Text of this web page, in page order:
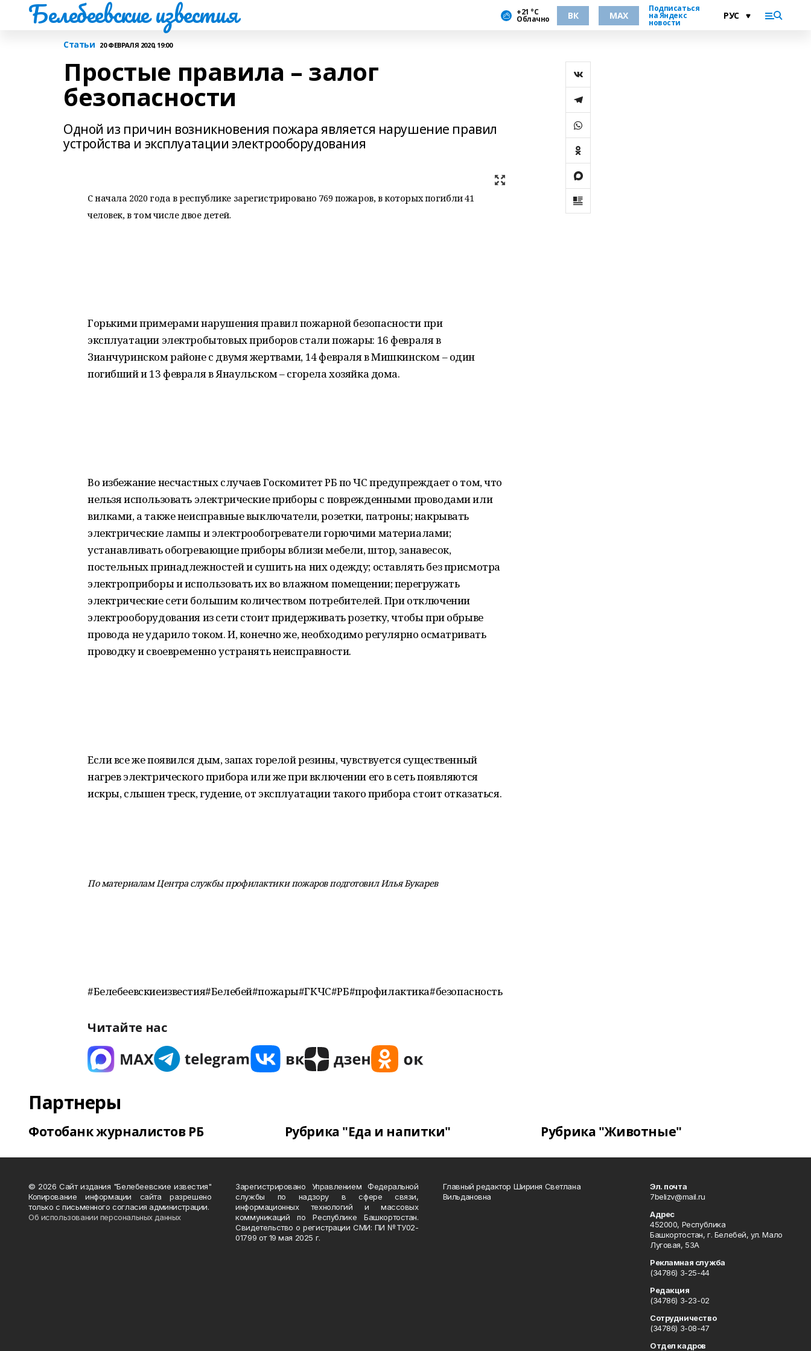
Белебеевские известия +21 °С
Облачно ВК MAX
Подписаться
на Яндекс
новости
Статьи 20 ФЕВРАЛЯ 2020, 19:00
Простые правила – залог
безопасности
Одной из причин возникновения пожара является нарушение правил
устройства и эксплуатации электрооборудования
С начала 2020 года в республике зарегистрировано 769 пожаров, в которых погибли 41
человек, в том числе двое детей.
Горькими примерами нарушения правил пожарной безопасности при
эксплуатации электробытовых приборов стали пожары: 16 февраля в
Зианчуринском районе с двумя жертвами, 14 февраля в Мишкинском – один
погибший и 13 февраля в Янаульском – сгорела хозяйка дома.
Во избежание несчастных случаев Госкомитет РБ по ЧС предупреждает о том, что
нельзя использовать электрические приборы с поврежденными проводами или
вилками, а также неисправные выключатели, розетки, патроны; накрывать
электрические лампы и электрообогреватели горючими материалами;
устанавливать обогревающие приборы вблизи мебели, штор, занавесок,
постельных принадлежностей и сушить на них одежду; оставлять без присмотра
электроприборы и использовать их во влажном помещении; перегружать
электрические сети большим количеством потребителей. При отключении
электрооборудования из сети стоит придерживать розетку, чтобы при обрыве
провода не ударило током. И, конечно же, необходимо регулярно осматривать
проводку и своевременно устранять неисправности.
Если все же появился дым, запах горелой резины, чувствуется существенный
нагрев электрического прибора или же при включении его в сеть появляются
искры, слышен треск, гудение, от эксплуатации такого прибора стоит отказаться.
По материалам Центра службы профилактики пожаров подготовил Илья Букарев
#Белебеевскиеизвестия#Белебей#пожары#ГКЧС#РБ#профилактика#безопасность
Читайте нас
Партнеры
Фотобанк журналистов РБ Рубрика "Еда и напитки" Рубрика "Животные"
© 2026 Сайт издания "Белебеевские известия"
Копирование информации сайта разрешено
только с письменного согласия администрации.
Об использовании персональных данных
Зарегистрировано Управлением Федеральной
службы по надзору в сфере связи,
информационных технологий и массовых
коммуникаций по Республике Башкортостан.
Свидетельство о регистрации СМИ: ПИ №ТУ02-
01799 от 19 мая 2025 г.
Главный редактор Шириня Светлана
Вильдановна
Эл. почта
7belizv@mail.ru
Адрес
452000, Республика
Башкортостан, г. Белебей, ул. Мало
Луговая, 53А
Рекламная служба
(34786) 3-25-44
Редакция
(34786) 3-23-02
Сотрудничество
(34786) 3-08-47
Отдел кадров